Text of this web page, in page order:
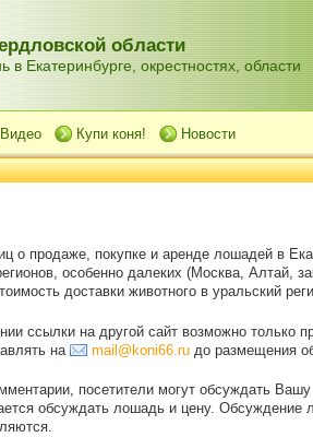
области
Екатеринбурге, окрестностях, области
Видео Купи коня! Новости
о продаже, покупке и аренде лошадей в
особенно далеких (Москва, Алтай,
доставки животного в уральский
ссылки на другой сайт возможно только
на mail@koni66.ru до размещения
посетители могут обсуждать
обсуждать лошадь и цену. Обсуждение